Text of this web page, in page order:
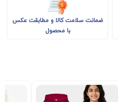
ضمانت سلامت کالا و مطابقت عکس
با محصول